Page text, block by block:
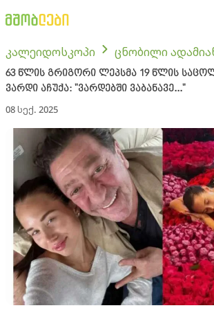
კალეიდოსკოპი ცნობილი
63 წლის გრიგორი ლეპსმა 19 წლის
ვარდი აჩუქა: "ვარდებში ვაბანავე..."
08 სექ. 2025